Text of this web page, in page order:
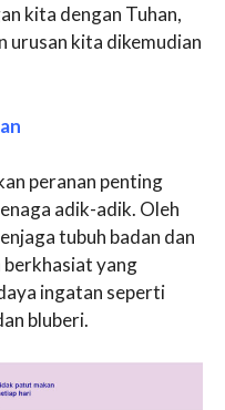
kita dengan Tuhan,
urusan kita dikemudian
peranan penting
adik-adik. Oleh
tubuh badan dan
berkhasiat yang
ingatan seperti
bluberi.